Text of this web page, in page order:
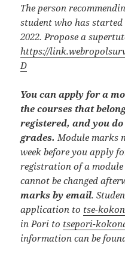
The person
student who has
2022. Propose a
https://
D
You can apply for a
the courses that
registered, and you
grades. Module marks
week before you apply
registration of a
cannot be changed
marks by email.
application to tse-
in Pori to tsepori-
information can be